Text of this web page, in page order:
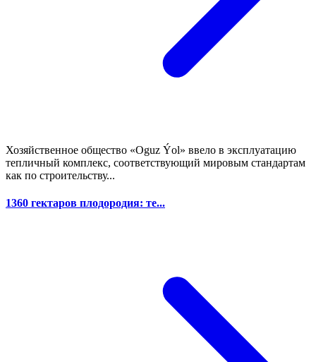
Хозяйственное общество «Oguz Ýol» ввело в эксплуатацию
тепличный комплекс, соответствующий мировым стандартам
как по строительству...
1360 гектаров плодородия: те...